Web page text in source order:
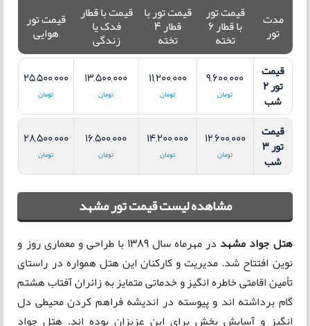
مدت
تور
قیمت تور
با قطار 6
تخته
قیمت تور با
قطار 4
تخته
قیمت با قطار
فدک یا
زندگی
قیمت تور
هوایی
قیمت
تور 2
شب
9,600,000
تومان
11,200,000
تومان
13,500,000
تومان
25,500,000
تومان
قیمت
تور 3
شب
12,600,000
تومان
14,200,000
تومان
16,500,000
تومان
28,500,000
تومان
مشاهده لیست قیمت تور مشهد
هتل جواد مشهد
در مهرماه سال 1389 با طراحی و معماری روز و
نوین افتتاح شد. مدیریت و کارکنان این هتل همواره در راستای
تأمین اقامتی خاطره انگیز و خدماتی متمایز به زائران آفتاب هشتم
گام برداشته اند و پیوسته در اندیشه فراهم کردن محیطی دل
انگیز و آسایش بخش برای این عزیزان بوده اند. هتل جواد